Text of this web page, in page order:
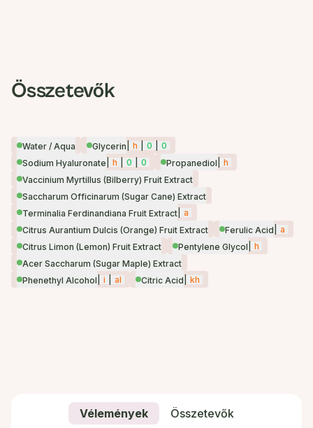
Összetevők
Water / Aqua Glycerin h 0
0
Sodium Hyaluronate
h 0 0 Propanediol
h
Vaccinium Myrtillus (Bilberry) Fruit Extract
Saccharum Officinarum (Sugar Cane) Extract
Terminalia Ferdinandiana Fruit Extract a
Citrus Aurantium Dulcis (Orange) Fruit Extract
Ferulic Acid
a
Citrus Limon (Lemon) Fruit Extract
Pentylene Glycol
h
Acer Saccharum (Sugar Maple) Extract
Phenethyl Alcohol
i al Citric Acid kh
Vélemények
Összetevők